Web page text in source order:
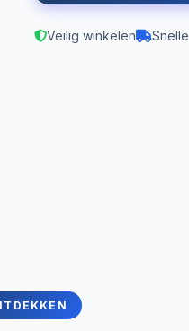
Veilig winkelen